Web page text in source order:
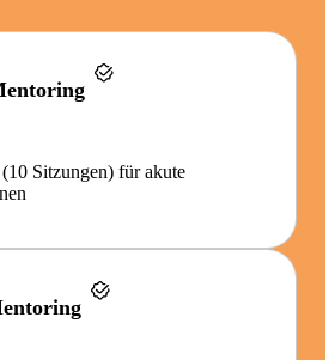
Sitzungen) für akute